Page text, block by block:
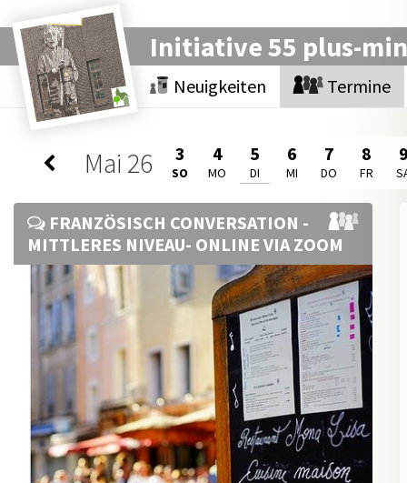
Initiative 55 plus-
Neuigkeiten Termine
Mai 26 3
SO
4
MO
5
DI
6
MI
7
DO
8
FR
FRANZÖSISCH CONVERSATION -
MITTLERES NIVEAU- ONLINE VIA ZOOM